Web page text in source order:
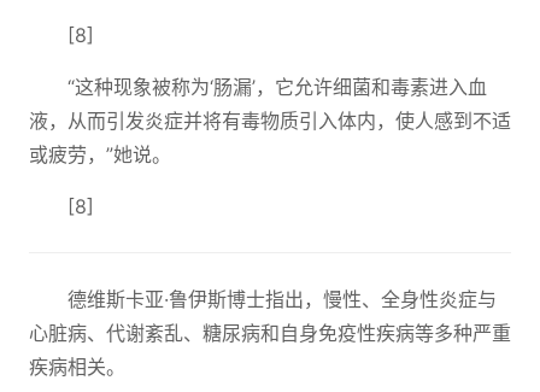
[8]
“这种现象被称为‘肠漏’，它允许细菌和毒素进入血
液，从而引发炎症并将有毒物质引入体内，使人感到不适
或疲劳，”她说。
[8]
德维斯卡亚·鲁伊斯博士指出，慢性、全身性炎症与
心脏病、代谢紊乱、糖尿病和自身免疫性疾病等多种严重
疾病相关。